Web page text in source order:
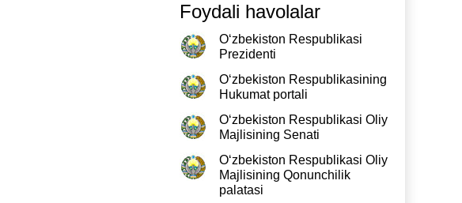
Foydali havolalar
O‘zbekiston Respublikasi
Prezidenti
O‘zbekiston Respublikasining
Hukumat portali
O‘zbekiston Respublikasi Oliy
Majlisining Senati
O‘zbekiston Respublikasi Oliy
Majlisining Qonunchilik
palatasi